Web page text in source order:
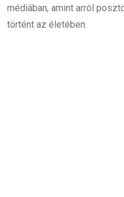
médiában, amint arról
történt az életében.